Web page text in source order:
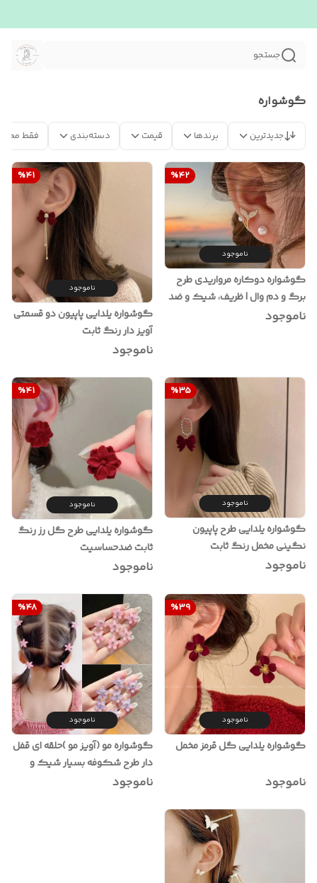
جستجو
گوشواره
جدیدترین برندها قیمت دسته‌بندی فقط
%42
ناموجود
گوشواره دوکاره مرواریدی طرح
برگ و دم وال | ظریف، شیک و ضد
حساسیت
ناموجود
%41
ناموجود
گوشواره یلدایی پاپیون دو قسمتی
آویز دار رنگ ثابت
ناموجود
%35
ناموجود
گوشواره یلدایی طرح پاپیون
نگینی مخمل رنگ ثابت
ناموجود
%41
ناموجود
گوشواره یلدایی طرح گل رز رنگ
ثابت ضدحساسیت
ناموجود
%39
ناموجود
گوشواره یلدایی گل قرمز مخمل
ناموجود
%48
ناموجود
گوشواره مو (آویز مو )حلقه ای قفل
دار طرح شکوفه بسیار شیک و
خاص
ناموجود